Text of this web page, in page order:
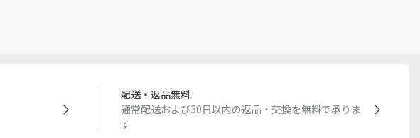
配送・返品無料
通常配送および30日以内の返品・交換を無料で承りま
す